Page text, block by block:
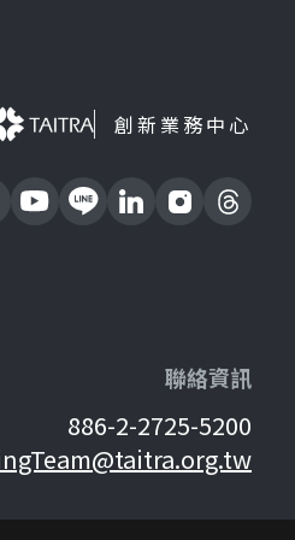
創新業務中心
聯絡資訊
886-2-2725-5200